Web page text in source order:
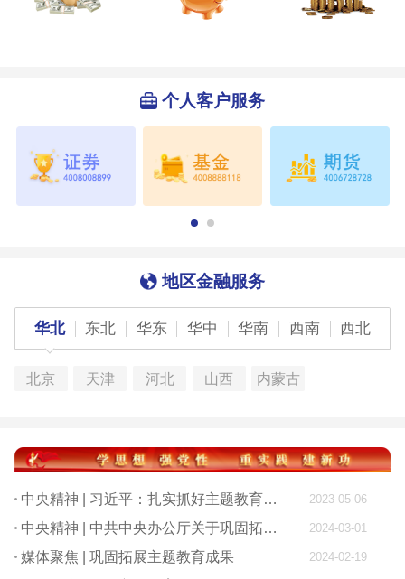
个人客户服务
地区金融服务
华北 东北 华东 华中 华南 西南 西北
北京 天津 河北 山西 内蒙古
中央精神 | 习近平：扎实抓好主题教育 为奋进新征程凝心聚力 2023-05-06
中央精神 | 中共中央办公厅关于巩固拓展学习贯彻习近平新时代中国特色社会主义思想主题教育成果的意见 2024-03-01
媒体聚焦 | 巩固拓展主题教育成果 2024-02-19